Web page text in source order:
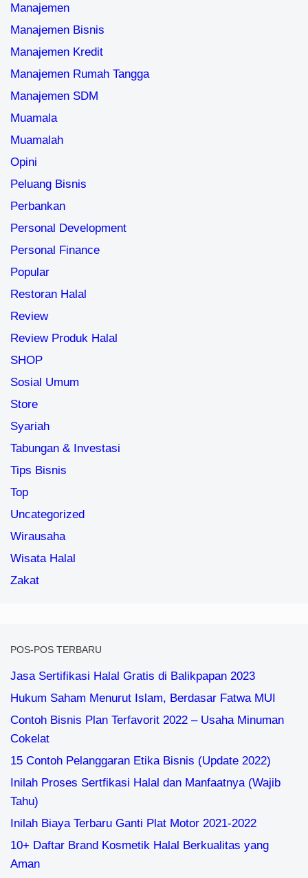
Manajemen
Manajemen Bisnis
Manajemen Kredit
Manajemen Rumah Tangga
Manajemen SDM
Muamala
Muamalah
Opini
Peluang Bisnis
Perbankan
Personal Development
Personal Finance
Popular
Restoran Halal
Review
Review Produk Halal
SHOP
Sosial Umum
Store
Syariah
Tabungan & Investasi
Tips Bisnis
Top
Uncategorized
Wirausaha
Wisata Halal
Zakat
POS-POS TERBARU
Jasa Sertifikasi Halal Gratis di Balikpapan 2023
Hukum Saham Menurut Islam, Berdasar Fatwa MUI
Contoh Bisnis Plan Terfavorit 2022 – Usaha Minuman
Cokelat
15 Contoh Pelanggaran Etika Bisnis (Update 2022)
Inilah Proses Sertfikasi Halal dan Manfaatnya (Wajib
Tahu)
Inilah Biaya Terbaru Ganti Plat Motor 2021-2022
10+ Daftar Brand Kosmetik Halal Berkualitas yang
Aman